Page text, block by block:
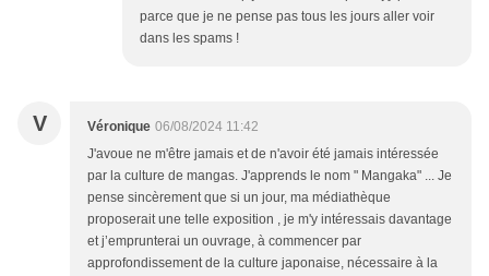
parce que je ne pense pas tous les jours aller voir
dans les spams !
V Véronique 06/08/2024 11:42
J'avoue ne m'être jamais et de n'avoir été jamais intéressée
par la culture de mangas. J'apprends le nom " Mangaka" ... Je
pense sincèrement que si un jour, ma médiathèque
proposerait une telle exposition , je m'y intéressais davantage
et j’emprunterai un ouvrage, à commencer par
approfondissement de la culture japonaise, nécessaire à la